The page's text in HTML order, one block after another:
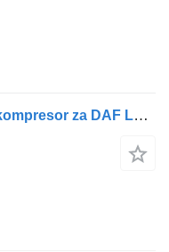
Cummins 1409281 pneumatski kompresor za DAF LF CF XF XG kamiona